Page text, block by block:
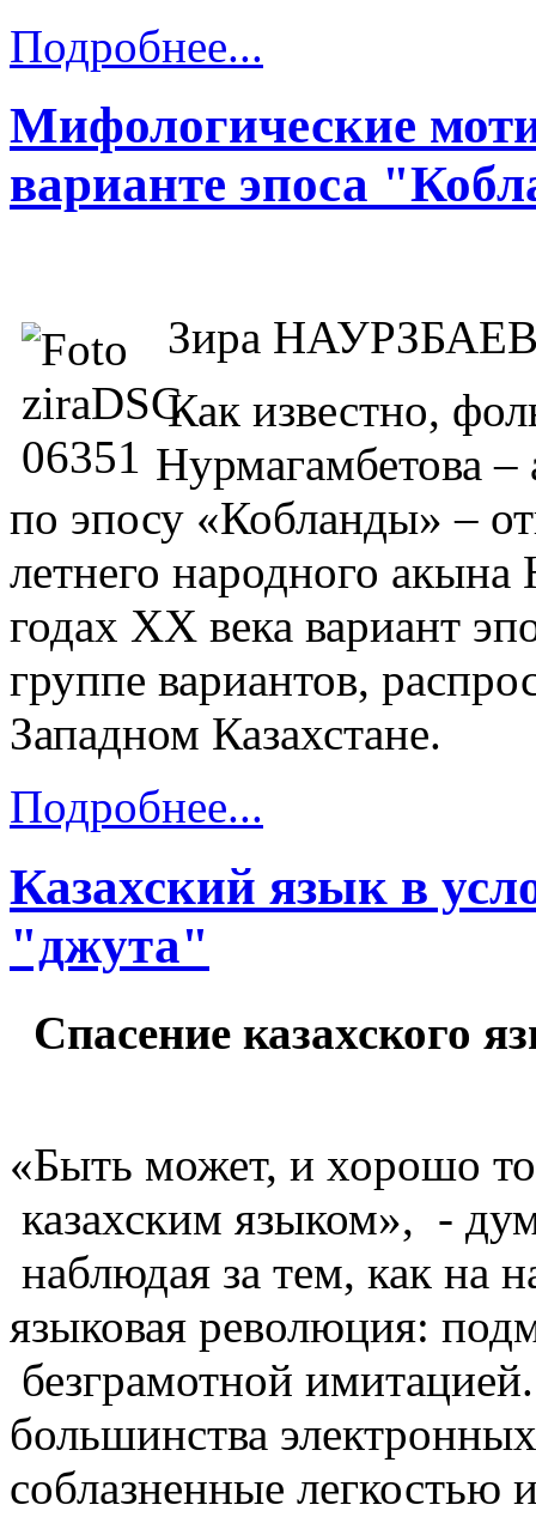
Подробнее...
Мифологические
варианте эпоса
Зира
Как известно,
Нурмагамбетова –
по эпосу «Кобланды» –
летнего народного
годах ХХ века вариант
группе вариантов,
Западном Казахстане.
Подробнее...
Казахский язык в
"джута"
Спасение казахского
«Быть может, и хорошо
казахским языком», -
наблюдая за тем, как на
языковая революция:
безграмотной
большинства
соблазненные легкостью